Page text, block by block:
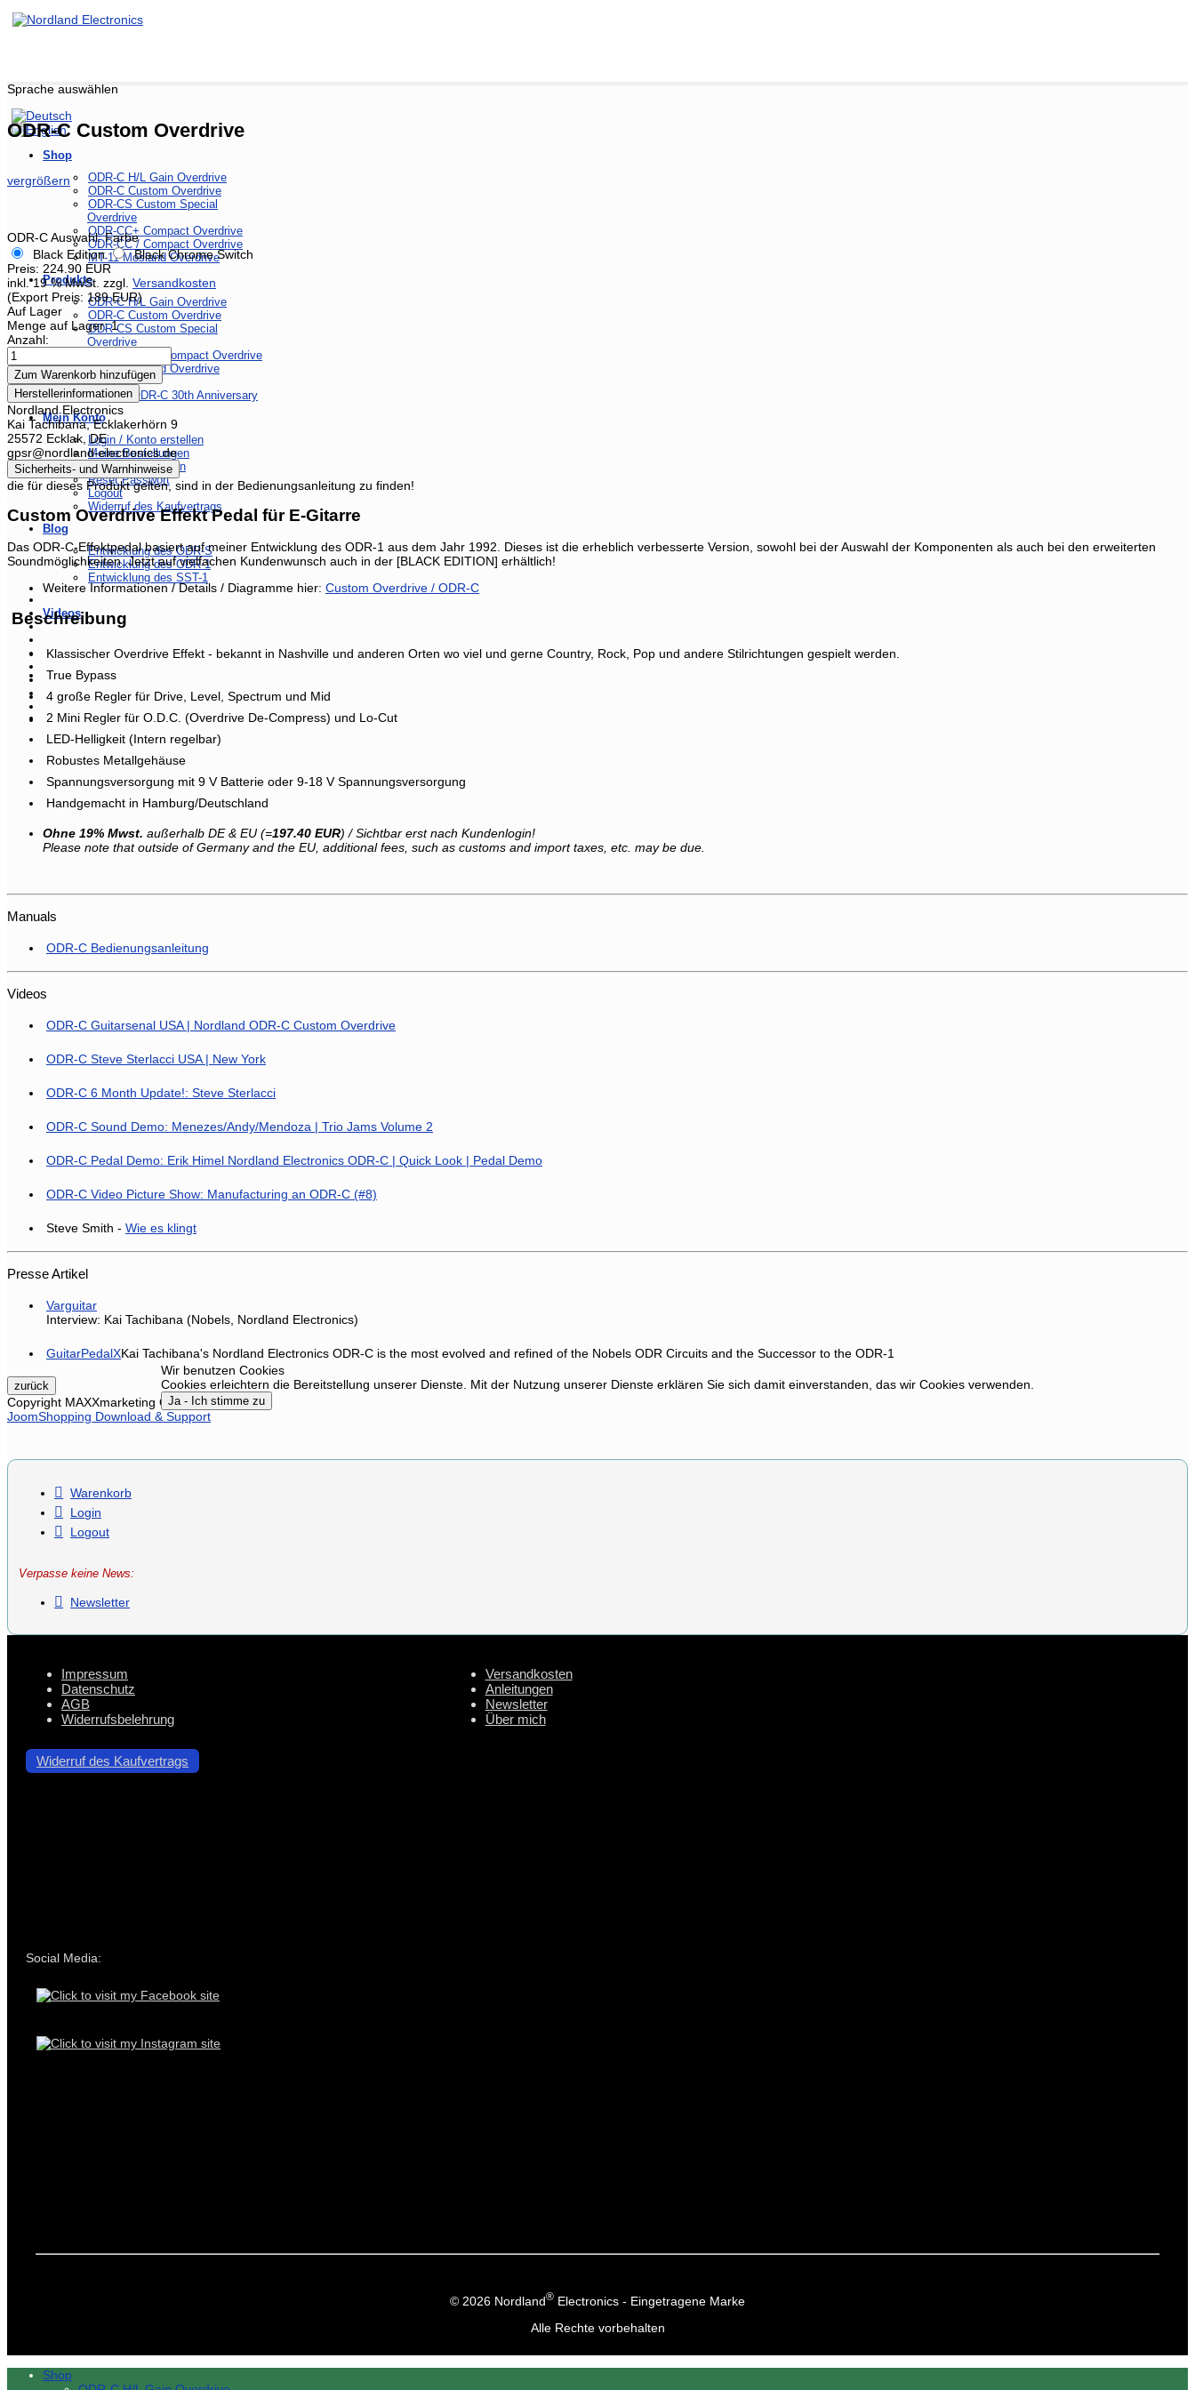
Sprache auswählen
Shop
ODR-C H/L Gain Overdrive
ODR-C Custom Overdrive
ODR-CS Custom Special
Overdrive
ODR-CC+ Compact Overdrive
ODR-CC / Compact Overdrive
MT-11 Mosland Overdrive
Produkte
ODR-C H/L Gain Overdrive
ODR-C Custom Overdrive
ODR-CS Custom Special
Overdrive
ODR-CC/CC+ Compact Overdrive
MT-11 Mosland Overdrive
History: ODR-C 30th Anniversary
Mein Konto
Login / Konto erstellen
Meine Bestellungen
Kontoeinstellungen
Reset Passwort
Logout
Widerruf des Kaufvertrags
Blog
Entwicklung des ODR-S
Entwicklung des ODR-1
Entwicklung des SST-1
Videos
ODR-C Custom Overdrive
vergrößern
ODR-C Auswahl: Farbe
Black Edition
Black Chrome Switch
Preis: 224.90 EUR
inkl. 19 % MwSt. zzgl. Versandkosten
(Export Preis: 189 EUR)
Auf Lager
Menge auf Lager:1
Anzahl:
Herstellerinformationen
Nordland Electronics
Kai Tachibana, Ecklakerhörn 9
25572 Ecklak, DE
gpsr@nordland-electronics.de
Sicherheits- und Warnhinweise
die für dieses Produkt gelten, sind in der Bedienungsanleitung zu finden!
Custom Overdrive Effekt Pedal für E-Gitarre
Das ODR-C-Effektpedal basiert auf meiner Entwicklung des ODR-1 aus dem Jahr 1992. Dieses ist die erheblich verbesserte Version, sowohl bei der Auswahl der Komponenten als auch bei den erweiterten
Soundmöglichkeiten. Jetzt auf vielfachen Kundenwunsch auch in der [BLACK EDITION] erhältlich!
Weitere Informationen / Details / Diagramme hier: Custom Overdrive / ODR-C
Beschreibung
Klassischer Overdrive Effekt - bekannt in Nashville und anderen Orten wo viel und gerne Country, Rock, Pop und andere Stilrichtungen gespielt werden.
True Bypass
4 große Regler für Drive, Level, Spectrum und Mid
2 Mini Regler für O.D.C. (Overdrive De-Compress) und Lo-Cut
LED-Helligkeit (Intern regelbar)
Robustes Metallgehäuse
Spannungsversorgung mit 9 V Batterie oder 9-18 V Spannungsversorgung
Handgemacht in Hamburg/Deutschland
Ohne 19% Mwst. außerhalb DE & EU (=197.40 EUR) / Sichtbar erst nach Kundenlogin!
Please note that outside of Germany and the EU, additional fees, such as customs and import taxes, etc. may be due.
Manuals
ODR-C Bedienungsanleitung
Videos
ODR-C Guitarsenal USA | Nordland ODR-C Custom Overdrive
ODR-C Steve Sterlacci USA | New York
ODR-C 6 Month Update!: Steve Sterlacci
ODR-C Sound Demo: Menezes/Andy/Mendoza | Trio Jams Volume 2
ODR-C Pedal Demo: Erik Himel Nordland Electronics ODR-C | Quick Look | Pedal Demo
ODR-C Video Picture Show: Manufacturing an ODR-C (#8)
Steve Smith - Wie es klingt
Presse Artikel
Varguitar
Interview: Kai Tachibana (Nobels, Nordland Electronics)
GuitarPedalXKai Tachibana's Nordland Electronics ODR-C is the most evolved and refined of the Nobels ODR Circuits and the Successor to the ODR-1
Copyright MAXXmarketing GmbH
JoomShopping Download & Support
Warenkorb
Login
Logout
Verpasse keine News:
Newsletter
Impressum
Datenschutz
AGB
Widerrufsbelehrung
Widerruf des Kaufvertrags
Versandkosten
Anleitungen
Newsletter
Über mich
Social Media:
© 2026 Nordland® Electronics - Eingetragene Marke
Alle Rechte vorbehalten
Shop
Wir benutzen Cookies
Cookies erleichtern die Bereitstellung unserer Dienste. Mit der Nutzung unserer Dienste erklären Sie sich damit einverstanden, das wir Cookies verwenden.
Ja - Ich stimme zu